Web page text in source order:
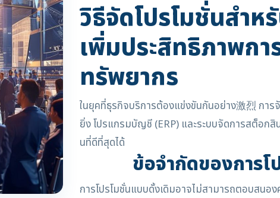
วิธีจัดโปรโมชั่นสำห
เพิ่มประสิทธิภาพกา
ทรัพยากร
ในยุคที่ธุรกิจบริการต้องแข่งขันกันอย่าง激烈 กา
ยิ่ง โปรแกรมบัญชี (ERP) และระบบจัดการสต็อก
นที่ดีที่สุดได้
ข้อจำกัดของการ
การโปรโมชั่นแบบดั้งเดิมอาจไม่สามารถตอบสนอ